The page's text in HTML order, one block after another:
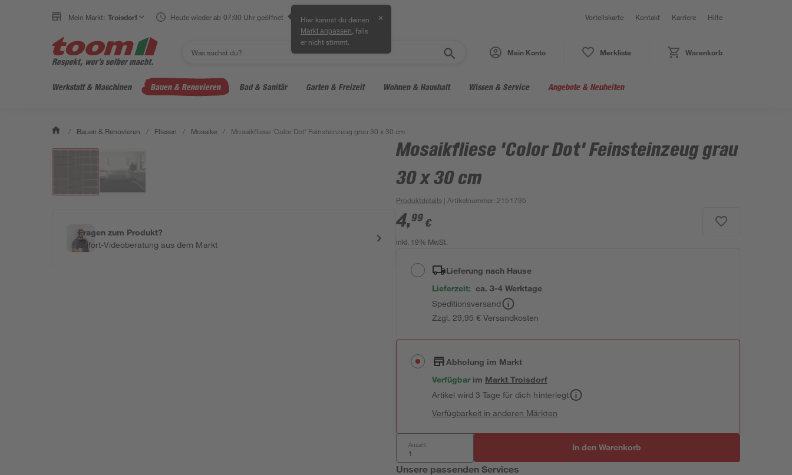
Mein Markt: Troisdorf Heute wieder ab 07:00 Uhr geöffnet Hier kannst du deinen
Markt anpassen , falls
er nicht stimmt.
✕ Vorteilskarte Kontakt Karriere Hilfe
Mein Konto Merkliste Warenkorb
Werkstatt & Maschinen Bauen & Renovieren Bad & Sanitär Garten & Freizeit Wohnen & Haushalt Wissen & Service Angebote & Neuheiten
/ Bauen & Renovieren / Fliesen / Mosaike / Mosaikfliese 'Color Dot' Feinsteinzeug grau 30 x 30 cm
Fragen zum Produkt?
Sofort-Videoberatung aus dem Markt
Mosaikfliese 'Color Dot' Feinsteinzeug grau
30 x 30 cm
Produktdetails | Artikelnummer: 2151795
4,99 €
inkl. 19% MwSt.
Lieferung nach Hause
Lieferzeit: ca. 3-4 Werktage
Speditionsversand
Zzgl. 29,95 € Versandkosten
Abholung im Markt
Verfügbar im MarktTroisdorf
Artikel wird 3 Tage für dich hinterlegt
Verfügbarkeit in anderen Märkten
Anzahl: In den Warenkorb
Unsere passenden Services